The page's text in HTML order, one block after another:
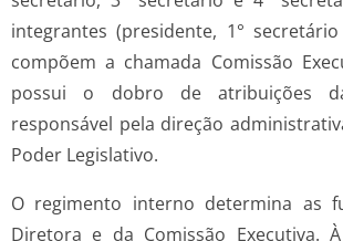
integrantes (presidente, 1°
compõem a chamada Comissão
possui o dobro de atribuições
responsável pela direção
Poder Legislativo.
O regimento interno determina as
Diretora e da Comissão Executiva.